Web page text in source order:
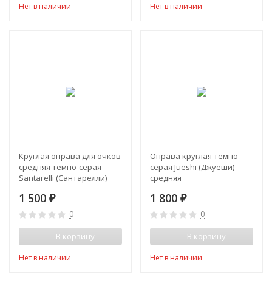
Нет в наличии Нет в наличии
Круглая оправа для очков
средняя темно-серая
Santarelli (Сантарелли)
1 500 ₽
0
В корзину
Нет в наличии
Оправа круглая темно-
серая Jueshi (Джуеши)
средняя
1 800 ₽
0
В корзину
Нет в наличии